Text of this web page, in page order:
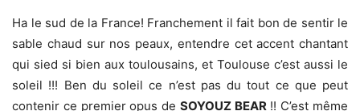
Ha le sud de la France! Franchement il fait bon de sentir le
sable chaud sur nos peaux, entendre cet accent chantant
qui sied si bien aux toulousains, et Toulouse c’est aussi le
soleil !!! Ben du soleil ce n’est pas du tout ce que peut
contenir ce premier opus de SOYOUZ BEAR!! C’est même